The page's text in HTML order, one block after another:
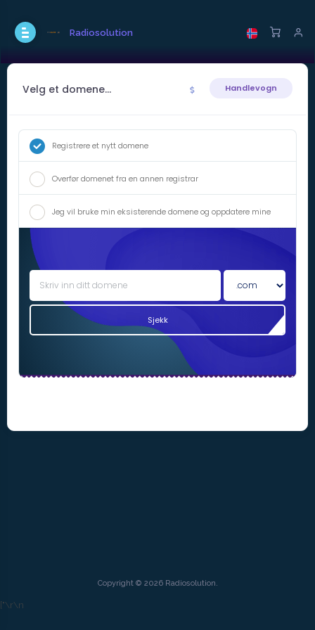
Radiosolution
Velg et domene... Handlevogn
Registrere et nytt domene
Overfør domenet fra en annen registrar
Jeg vil bruke min eksisterende domene og oppdatere mine
navneservere
Sjekk
Copyright © 2026 Radiosolution.
["\r\n